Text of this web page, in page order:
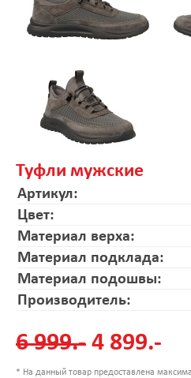
Туфли мужские
Артикул:
Цвет:
Материал верха:
Материал подклада:
Материал подошвы:
Производитель:
6 999.- 4 899.-
* На данный товар предоставлена